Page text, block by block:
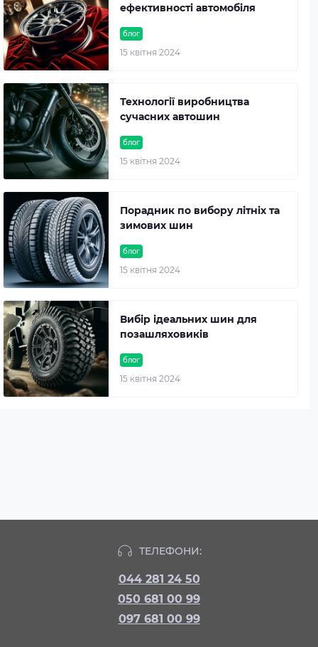
блог
15 квітня 2024
ефективності автомобіля
блог
15 квітня 2024
Технології виробництва
сучасних автошин
блог
15 квітня 2024
Порадник по вибору літніх та
зимових шин
блог
15 квітня 2024
Вибір ідеальних шин для
позашляховиків
ТЕЛЕФОНИ:
044 281 24 50
050 681 00 99
097 681 00 99